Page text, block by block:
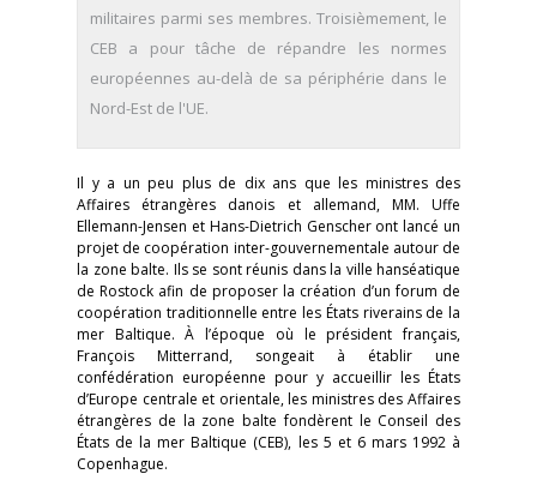
militaires parmi ses membres. Troisièmement, le
CEB a pour tâche de répandre les normes
européennes au-delà de sa périphérie dans le
Nord-Est de l'UE.
Il y a un peu plus de dix ans que les ministres des
Affaires étrangères danois et allemand, MM. Uffe
Ellemann-Jensen et Hans-Dietrich Genscher ont lancé un
projet de coopération inter-gouvernementale autour de
la zone balte. Ils se sont réunis dans la ville hanséatique
de Rostock afin de proposer la création d’un forum de
coopération traditionnelle entre les États riverains de la
mer Baltique. À l’époque où le président français,
François Mitterrand, songeait à établir une
confédération européenne pour y accueillir les États
d’Europe centrale et orientale, les ministres des Affaires
étrangères de la zone balte fondèrent le Conseil des
États de la mer Baltique (CEB), les 5 et 6 mars 1992 à
Copenhague.